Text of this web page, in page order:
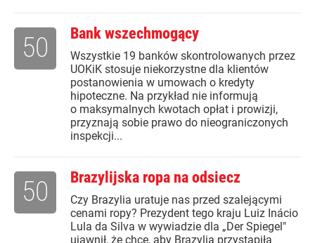
Bank wszechmogący
Wszystkie 19 banków skontrolowanych przez
UOKiK stosuje niekorzystne dla klientów
postanowienia w umowach o kredyty
hipoteczne. Na przykład nie informują
o maksymalnych kwotach opłat i prowizji,
przyznają sobie prawo do nieograniczonych
inspekcji...
50
Brazylijska ropa na odsiecz
Czy Brazylia uratuje nas przed szalejącymi
cenami ropy? Prezydent tego kraju Luiz Inácio
Lula da Silva w wywiadzie dla „Der Spiegel"
ujawnił, że chce, aby Brazylia przystąpiła
50